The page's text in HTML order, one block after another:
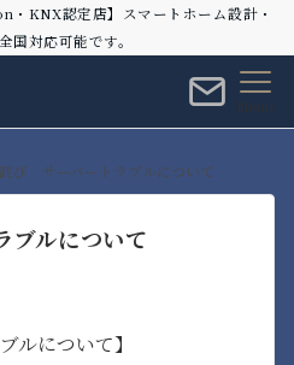
KNX認定店】スマートホーム設計・
対応可能です。
び サーバートラブルについて
ルについて
ルについて】